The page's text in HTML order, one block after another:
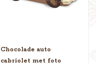
Chocolade auto
cabriolet met foto